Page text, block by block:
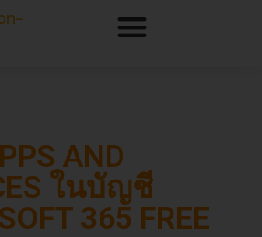
AND
ในบัญชี
365 FREE